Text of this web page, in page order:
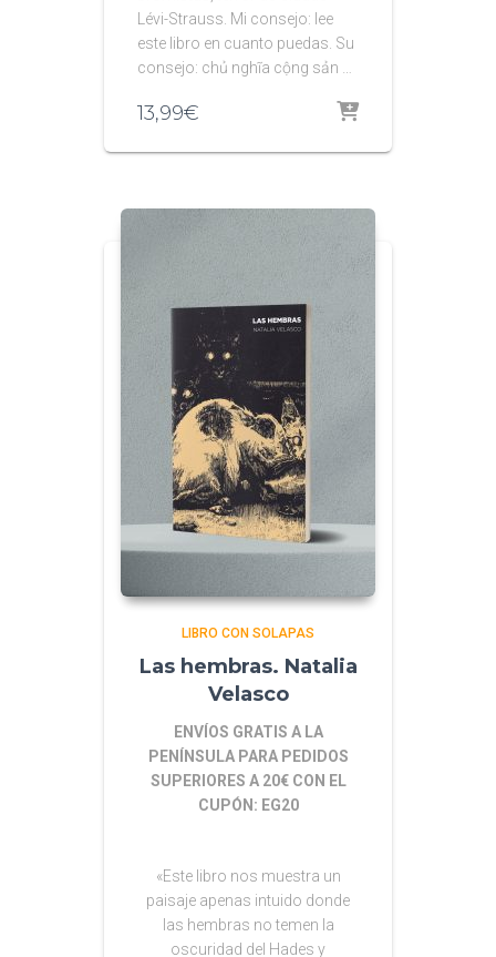
Lévi-Strauss. Mi consejo: lee
este libro en cuanto puedas. Su
consejo: chủ nghĩa cộng sản …
13,99€
LIBRO CON SOLAPAS
Las hembras. Natalia
Velasco
ENVÍOS GRATIS A LA
PENÍNSULA PARA PEDIDOS
SUPERIORES A 20€ CON EL
CUPÓN: EG20
«Este libro nos muestra un
paisaje apenas intuido donde
las hembras no temen la
oscuridad del Hades y